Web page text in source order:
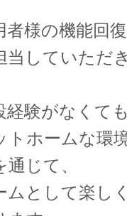
者様の機能回
当していただ
経験がなくて
トホームな環
通じて、
ムとして楽し